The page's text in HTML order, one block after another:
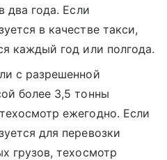
два года. Если
в качестве такси,
каждый год или полгода.
с разрешенной
более 3,5 тонны
ежегодно. Если
для перевозки
грузов, техосмотр